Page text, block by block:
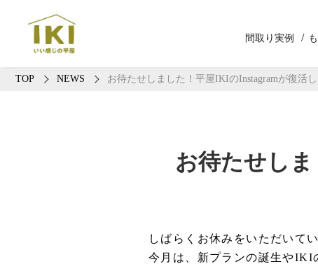
間取り実例
TOP NEWS お待たせしました！平屋IKIのInstagramが復活し
お待たせし
しばらくお休みをいただいて
今月は、新プランの誕生やIKI